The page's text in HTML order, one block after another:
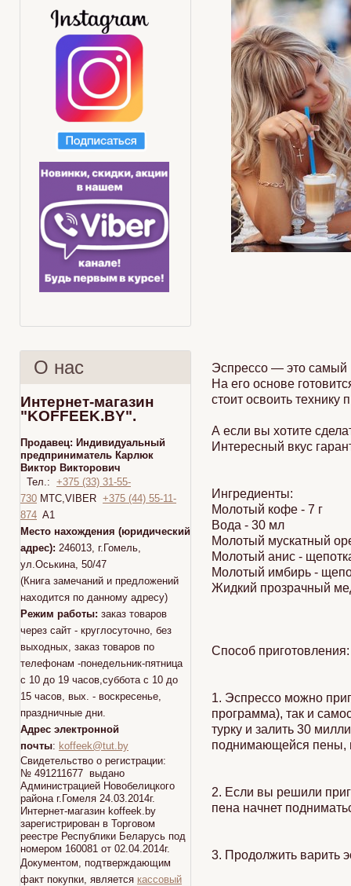
О нас
Интернет-магазин
"KOFFEEK.BY".
Продавец: Индивидуальный
предприниматель Карлюк
Виктор Викторович
Тел.: +375 (33) 31-55-
730 МТС,VIBER +375 (44) 55-11-
874 A1
Место нахождения (юридический
адрес): 246013, г.Гомель,
ул.Оськина, 50/47
(Книга замечаний и предложений
находится по данному адресу)
Режим работы: заказ товаров
через сайт - круглосуточно, без
выходных, заказ товаров по
телефонам -понедельник-пятница
с 10 до 19 часов,суббота с 10 до
15 часов, вых. - воскресенье,
праздничные дни.
Адрес электронной
почты: koffeek@tut.by
Свидетельство о регистрации:
№ 491211677 выдано
Администрацией Новобелицкого
района г.Гомеля 24.03.2014г.
Интернет-магазин koffeek.by
зарегистрирован в Торговом
реестре Республики Беларусь под
номером 160081 от 02.04.2014г.
Документом, подтверждающим
факт покупки, является кассовый
Эспрессо — это самый
На его основе
стоит освоить технику
А если вы хотите
Интересный вкус
Ингредиенты:
Молотый кофе - 7 г
Вода - 30 мл
Молотый мускатный
Молотый анис -
Молотый имбирь -
Жидкий прозрачный
Способ приготовления:
1. Эспрессо можно
программа), так и
турку и залить 30
поднимающейся пены,
2. Если вы решили
пена начнет
3. Продолжить варить